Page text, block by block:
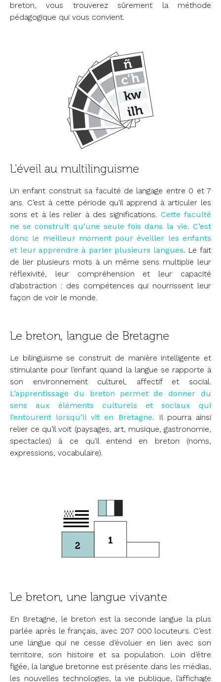
breton, vous trouverez sûrement la méthode
pédagogique qui vous convient.
L'éveil au multilinguisme
Un enfant construit sa faculté de langage entre 0 et 7
ans. C’est à cette période qu’il apprend à articuler les
sons et à les relier à des significations.
Cette faculté
ne se construit qu’une seule fois dans la vie. C’est
donc le meilleur moment pour éveiller les enfants
et leur apprendre à parler plusieurs langues. Le fait
de lier plusieurs mots à un même sens multiplie leur
réflexivité, leur compréhension et leur capacité
d’abstraction : des compétences qui nourrissent leur
façon de voir le monde.
Le breton, langue de Bretagne
Le bilinguisme se construit de manière intelligente et
stimulante pour l’enfant quand la langue se rapporte à
son environnement culturel, affectif et social.
L’apprentissage du breton permet de donner du
sens aux éléments culturels et sociaux qui
l’entourent lorsqu’il vit en Bretagne. Il pourra ainsi
relier ce qu’il voit (paysages, art, musique, gastronomie,
spectacles) à ce qu’il entend en breton (noms,
expressions, vocabulaire).
Le breton, une langue vivante
En Bretagne, le breton est la seconde langue la plus
parlée après le français, avec 207 000 locuteurs. C’est
une langue qui ne cesse d’évoluer en lien avec son
territoire, son histoire et sa population. Loin d’être
figée, la langue bretonne est présente dans les médias,
les nouvelles technologies, la vie publique, l’affichage